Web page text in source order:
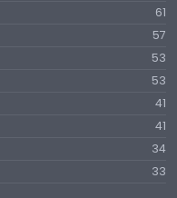
61
57
53
53
41
41
34
33